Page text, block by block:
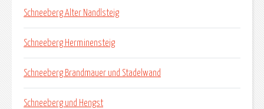
Schneeberg Alter Nandlsteig
Schneeberg Herminensteig
Schneeberg Brandmauer und Stadelwand
Schneeberg und Hengst